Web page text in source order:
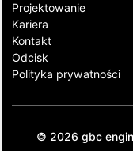
Projektowanie
Kariera
Kontakt​
Odcisk
Polityka prywatności
© 2026 gbc